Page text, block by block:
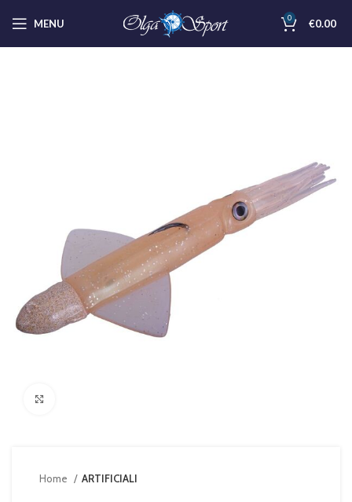
MENU 0 €0.00
Home ARTIFICIALI